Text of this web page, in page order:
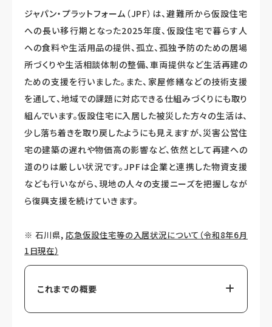
ジャパン・プラットフォーム（JPF）は、避難所から仮設住宅
への長い移行期となった2025年度、仮設住宅で暮らす人
への食料や生活用品の提供、孤立、孤独予防のための居場
所づくりや生活相談体制の整備、車両提供など生活再建の
ための支援を行いました。また、家屋修繕などの技術支援
を通して、地域での課題に対応できる仕組みづくりにも取り
組んでいます。仮設住宅に入居した被災した方々の生活は、
少し落ち着きを取り戻したようにも見えますが、災害公営住
宅の建築の遅れや物価高の影響など、依然として再建への
道のりは厳しい状況です。JPFは企業と連携した物資支援
なども行いながら、現地の人々の支援ニーズを把握しなが
ら復興支援を続けていきます。
※ 石川県,応急仮設住宅等の入居状況について（令和8年6月
1日現在）
これまでの概要